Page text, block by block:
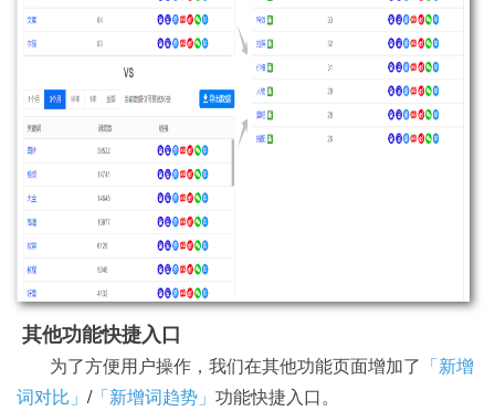
其他功能快捷入口
为了方便用户操作，我们在其他功能页面增加了 「新增
词对比」 /「新增词趋势」 功能快捷入口。